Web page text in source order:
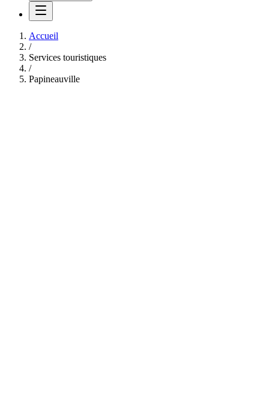
Accueil
/
Services touristiques
/
Papineauville